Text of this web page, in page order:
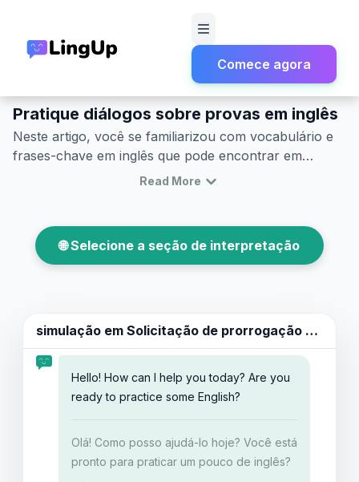
Comece agora
Exames e Vida Acadêmica
Pratique diálogos sobre provas em inglês
Neste artigo, você se familiarizou com vocabulário e
frases-chave em inglês que pode encontrar em
situações acadêmicas. Esse conhecimento o capacita
eficaz. Praticar mais temas relacionados com
simulações dará mais tempo para você dominar o
idioma. Lembre-se sempre de que a prática é a chave
Read More
🌐 Selecione a seção de interpretação
simulação em Solicitação de prorrogação de prazo para exame
Hello! How can I help you today? Are you
ready to practice some English?
Olá! Como posso ajudá-lo hoje? Você está
pronto para praticar um pouco de inglês?